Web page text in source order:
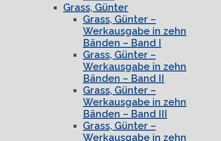
Grass, Günter
Grass, Günter –
Werkausgabe in zehn
Bänden – Band I
Grass, Günter –
Werkausgabe in zehn
Bänden – Band II
Grass, Günter –
Werkausgabe in zehn
Bänden – Band III
Grass, Günter –
Werkausgabe in zehn